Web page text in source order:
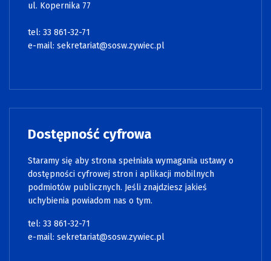
ul. Kopernika 77
tel: 33 861-32-71
e-mail: sekretariat@sosw.zywiec.pl
Dostępność cyfrowa
Staramy się aby strona spełniała wymagania ustawy o
dostępności cyfrowej stron i aplikacji mobilnych
podmiotów publicznych. Jeśli znajdziesz jakieś
uchybienia powiadom nas o tym.
tel: 33 861-32-71
e-mail: sekretariat@sosw.zywiec.pl